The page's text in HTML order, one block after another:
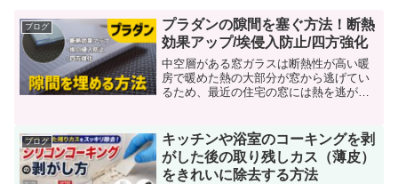
ブログ
プラダンの隙間を塞ぐ方法！断熱
効果アップ/埃侵入防止/四方強化
中空層がある窓ガラスは断熱性が高い暖
房で暖めた熱の大部分が窓から逃げてい
るため、最近の住宅の窓には熱を逃がし
対し、ペアガラスは複数のガラスを組み
合わせて中空層を作ってい...
ブログ
キッチンや浴室のコーキングを剥
がした後の取り残しカス（薄皮）
をきれいに除去する方法